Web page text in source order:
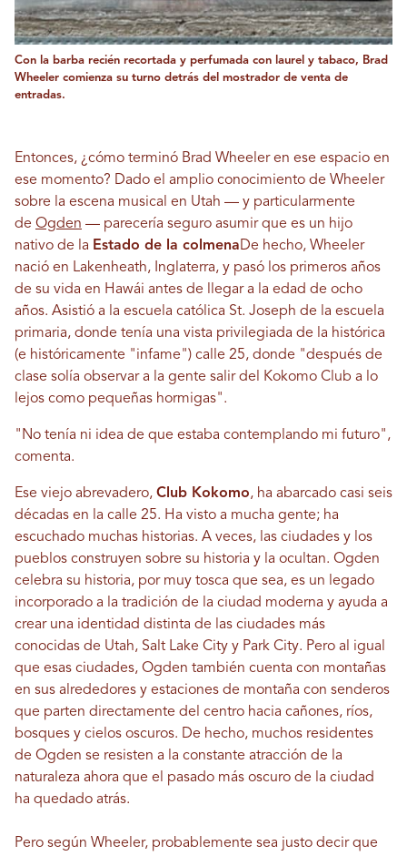
Con la barba recién recortada y perfumada con laurel y tabaco, Brad
Wheeler comienza su turno detrás del mostrador de venta de
entradas.
Entonces, ¿cómo terminó Brad Wheeler en ese espacio en
ese momento? Dado el amplio conocimiento de Wheeler
sobre la escena musical en Utah — y particularmente
de Ogden — parecería seguro asumir que es un hijo
nativo de la Estado de la colmenaDe hecho, Wheeler
nació en Lakenheath, Inglaterra, y pasó los primeros años
de su vida en Hawái antes de llegar a la edad de ocho
años. Asistió a la escuela católica St. Joseph de la escuela
primaria, donde tenía una vista privilegiada de la histórica
(e históricamente "infame") calle 25, donde "después de
clase solía observar a la gente salir del Kokomo Club a lo
lejos como pequeñas hormigas".
"No tenía ni idea de que estaba contemplando mi futuro",
comenta.
Ese viejo abrevadero, Club Kokomo, ha abarcado casi seis
décadas en la calle 25. Ha visto a mucha gente; ha
escuchado muchas historias. A veces, las ciudades y los
pueblos construyen sobre su historia y la ocultan. Ogden
celebra su historia, por muy tosca que sea, es un legado
incorporado a la tradición de la ciudad moderna y ayuda a
crear una identidad distinta de las ciudades más
conocidas de Utah, Salt Lake City y Park City. Pero al igual
que esas ciudades, Ogden también cuenta con montañas
en sus alrededores y estaciones de montaña con senderos
que parten directamente del centro hacia cañones, ríos,
bosques y cielos oscuros. De hecho, muchos residentes
de Ogden se resisten a la constante atracción de la
naturaleza ahora que el pasado más oscuro de la ciudad
ha quedado atrás.
Pero según Wheeler, probablemente sea justo decir que